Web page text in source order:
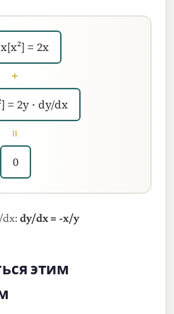
= 2x
+
= 2y · dy/dx
0
dx:dy/dx = -x/y
этим